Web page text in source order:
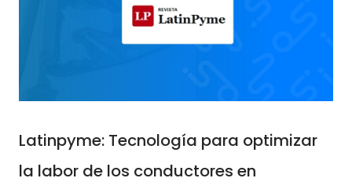
Latinpyme: Tecnología para optimizar
la labor de los conductores en